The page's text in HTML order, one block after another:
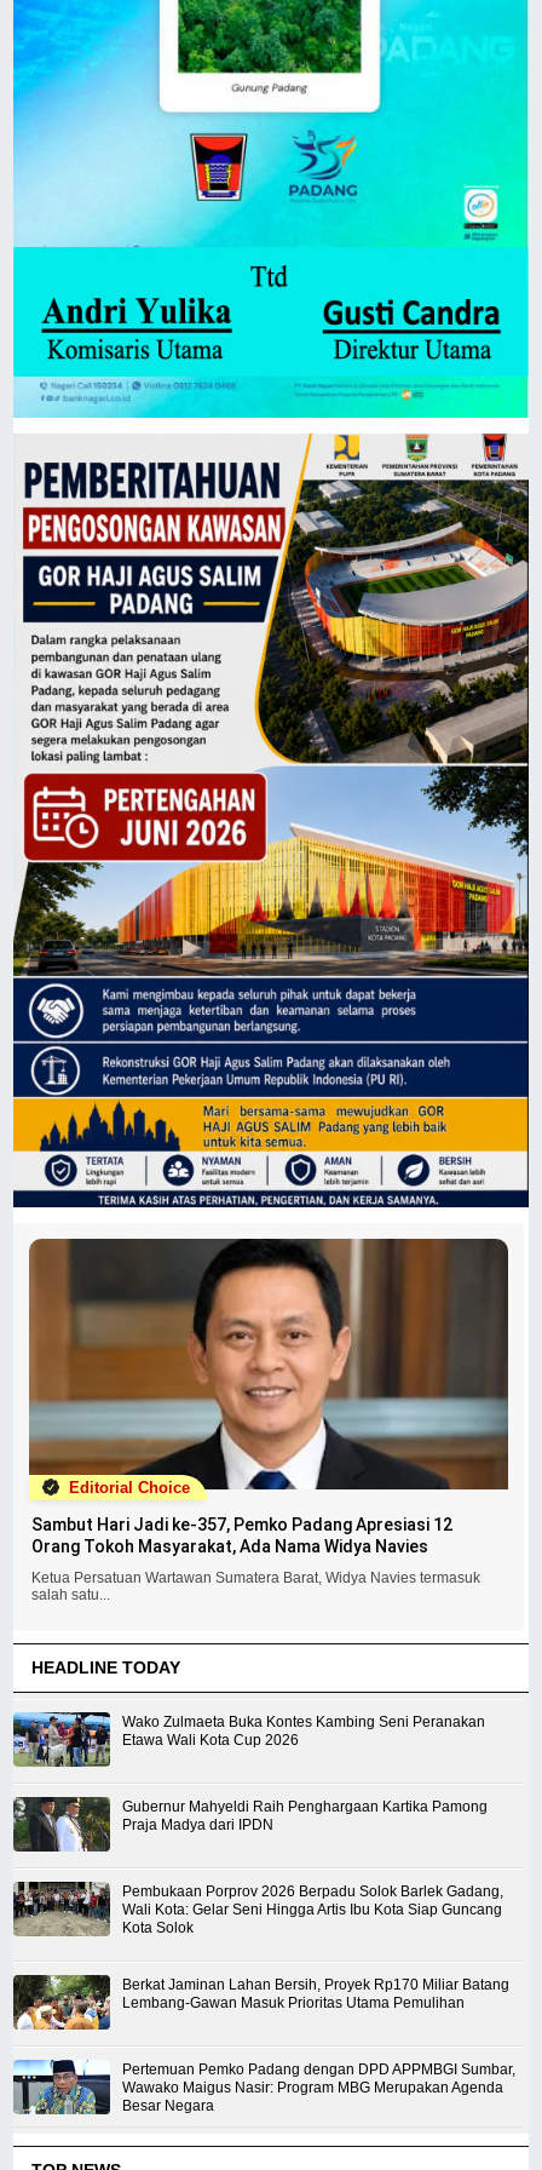
Editorial Choice
Sambut Hari Jadi ke-357, Pemko Padang Apresiasi 12
Orang Tokoh Masyarakat, Ada Nama Widya Navies
Ketua Persatuan Wartawan Sumatera Barat, Widya Navies termasuk
salah satu...
HEADLINE TODAY
Wako Zulmaeta Buka Kontes Kambing Seni Peranakan
Etawa Wali Kota Cup 2026
Gubernur Mahyeldi Raih Penghargaan Kartika Pamong
Praja Madya dari IPDN
Pembukaan Porprov 2026 Berpadu Solok Barlek Gadang,
Wali Kota: Gelar Seni Hingga Artis Ibu Kota Siap Guncang
Kota Solok
Berkat Jaminan Lahan Bersih, Proyek Rp170 Miliar Batang
Lembang-Gawan Masuk Prioritas Utama Pemulihan
Pertemuan Pemko Padang dengan DPD APPMBGI Sumbar,
Wawako Maigus Nasir: Program MBG Merupakan Agenda
Besar Negara